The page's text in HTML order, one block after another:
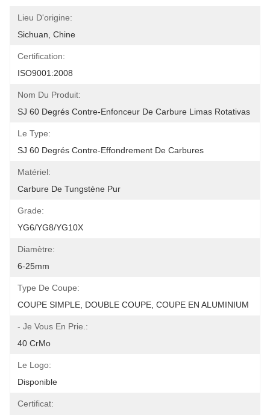
Lieu D'origine:
Sichuan, Chine
Certification:
ISO9001:2008
Nom Du Produit:
SJ 60 Degrés Contre-Enfonceur De Carbure Limas Rotativas
Le Type:
SJ 60 Degrés Contre-Effondrement De Carbures
Matériel:
Carbure De Tungstène Pur
Grade:
YG6/YG8/YG10X
Diamètre:
6-25mm
Type De Coupe:
COUPE SIMPLE, DOUBLE COUPE, COUPE EN ALUMINIUM
- Je Vous En Prie.:
40 CrMo
Le Logo:
Disponible
Certificat: